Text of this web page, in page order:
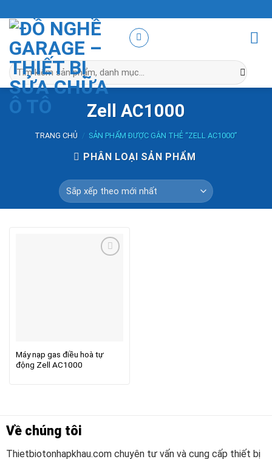
to
content
Tìm
kiếm:
Zell AC1000
TRANG CHỦ / SẢN PHẨM ĐƯỢC GẮN THẺ “ZELL AC1000”
PHÂN LOẠI SẢN PHẨM
Máy nạp gas điều hoà tự
động Zell AC1000
Về chúng tôi
Thietbiotonhapkhau.com chuyên tư vấn và cung cấp thiết bị